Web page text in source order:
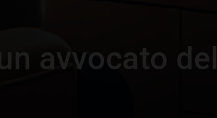
avvocato del